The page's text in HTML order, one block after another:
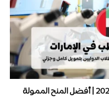
منح لدراسة الطب في الإمارات 2027 | أفضل المنح الممولة